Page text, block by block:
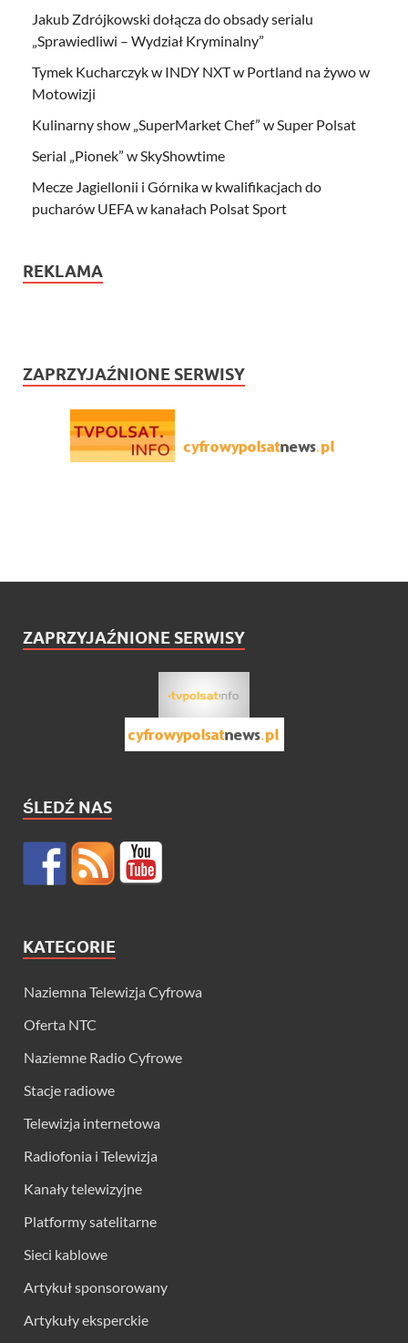
Jakub Zdrójkowski dołącza do obsady serialu
„Sprawiedliwi – Wydział Kryminalny”
Tymek Kucharczyk w INDY NXT w Portland na żywo w
Motowizji
Kulinarny show „SuperMarket Chef” w Super Polsat
Serial „Pionek” w SkyShowtime
Mecze Jagiellonii i Górnika w kwalifikacjach do
pucharów UEFA w kanałach Polsat Sport
REKLAMA
ZAPRZYJAŹNIONE SERWISY
ZAPRZYJAŹNIONE SERWISY
ŚLEDŹ NAS
KATEGORIE
Naziemna Telewizja Cyfrowa
Oferta NTC
Naziemne Radio Cyfrowe
Stacje radiowe
Telewizja internetowa
Radiofonia i Telewizja
Kanały telewizyjne
Platformy satelitarne
Sieci kablowe
Artykuł sponsorowany
Artykuły eksperckie